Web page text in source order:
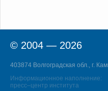
© 2004 — 2026
403874 Волгоградская обл., г.
Информационное наполнение:
пресс–центр института